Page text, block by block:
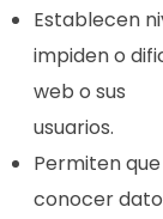
Establecen
impiden o
web o sus
usuarios.
Permiten
conocer